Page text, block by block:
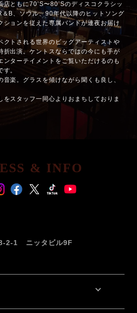
ともに70’S〜80’Sのディスコクラシッ
B、ソウル、90年代以降のヒットソング
ションを従えた専属バンドが連夜お届け
クトされる世界のビッグアーティストや
折出演。ケントスならではの今にも手が
ンターテイメントをご覧いただけるのも
。
楽。グラスを傾けながら聞くも良し、
をスタッフ一同心よりおまちしておりま
& INFO
2-1 ニッタビル9F